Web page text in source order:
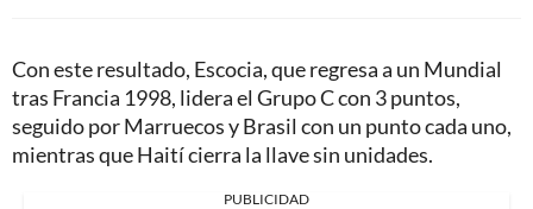
Con este resultado, Escocia, que regresa a un Mundial
tras Francia 1998, lidera el Grupo C con 3 puntos,
seguido por Marruecos y Brasil con un punto cada uno,
mientras que Haití cierra la llave sin unidades.
PUBLICIDAD